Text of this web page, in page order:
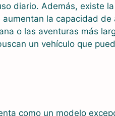
diario. Además, existe
la capacidad de
o las aventuras más
un vehículo que
como un modelo